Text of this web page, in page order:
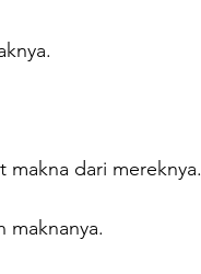
dari mereknya.
maknanya.